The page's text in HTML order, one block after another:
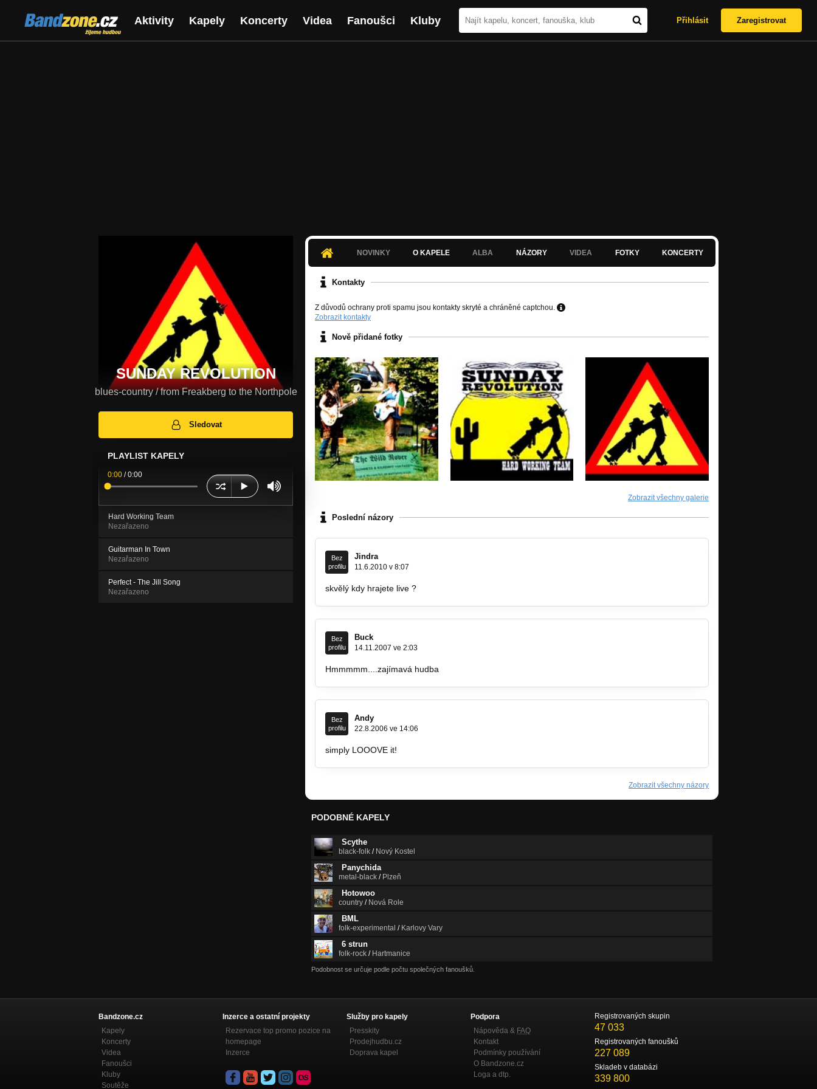
Bandzone.cz
žijeme hudbou
Aktivity Kapely Koncerty Videa Fanoušci Kluby Přihlásit Zaregistrovat
SUNDAY REVOLUTION
blues-country / from Freakberg to the Northpole
Sledovat
PLAYLIST KAPELY
0:00 /0:00
Hard Working Team
Nezařazeno
Guitarman In Town
Nezařazeno
Perfect - The Jill Song
Nezařazeno
NOVINKY O KAPELE ALBA NÁZORY VIDEA FOTKY KONCERTY
Kontakty
Z důvodů ochrany proti spamu jsou kontakty skryté a chráněné captchou.
Zobrazit kontakty
Nově přidané fotky
Zobrazit všechny galerie
Poslední názory
Bez
profilu
Jindra
11.6.2010 v 8:07
skvělý kdy hrajete live ?
Bez
profilu
Buck
14.11.2007 ve 2:03
Hmmmmm....zajímavá hudba
Bez
profilu
Andy
22.8.2006 ve 14:06
simply LOOOVE it!
Zobrazit všechny názory
PODOBNÉ KAPELY
Scythe
black-folk / Nový Kostel
Panychida
metal-black / Plzeň
Hotowoo
country / Nová Role
BML
folk-experimental / Karlovy Vary
6 strun
folk-rock / Hartmanice
Podobnost se určuje podle počtu společných fanoušků.
Bandzone.cz
Kapely
Koncerty
Videa
Fanoušci
Kluby
Soutěže
Inzerce a ostatní projekty
Rezervace top promo pozice na
homepage
Inzerce
Služby pro kapely
Presskity
Prodejhudbu.cz
Doprava kapel
Podpora
Nápověda & FAQ
Kontakt
Podmínky používání
O Bandzone.cz
Loga a dtp.
Registrovaných skupin
47 033
Registrovaných fanoušků
227 089
Skladeb v databázi
339 800